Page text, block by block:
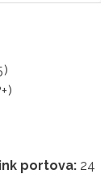
portova: 24